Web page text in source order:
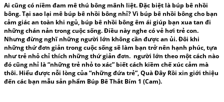
Ai cũng có niềm đam mêthú bông mãnh liệt. Đặc biệt là búp bê nhồi
bông. Tại sao lại mê búp bê nhồi bông nhỉ? Vì búp bê nhồi bôngcho bạn
cảm giác an toàn khi ngủ, búp bê nhồi bôngêm ái giúp bạn xua tan đi
những chán nản trong cuộc sống. Điều này nghe có vẻ hơi trẻ con.
Nhưng đừng nghĩ những người lớn không cần được an ủi. Đôi khi
những thứ đơn giản trong cuộc sống sẽ làm bạn trở nên hạnh phúc, tựa
như trẻ nhỏ chỉ thích những thứ giản đơn. người lớn theo một cách nào
đó cũng nhỉ là “những trẻ nhỏ to xác” biết cách kiềm chế xúc cảm mà
thôi. Hiểu được nỗi lòng của “những đứa trẻ”, Quà Đây Rồi xin giới thiệu
đến các bạn mẫu sản phẩm Búp Bê Thắt Bím 1 (Cam).